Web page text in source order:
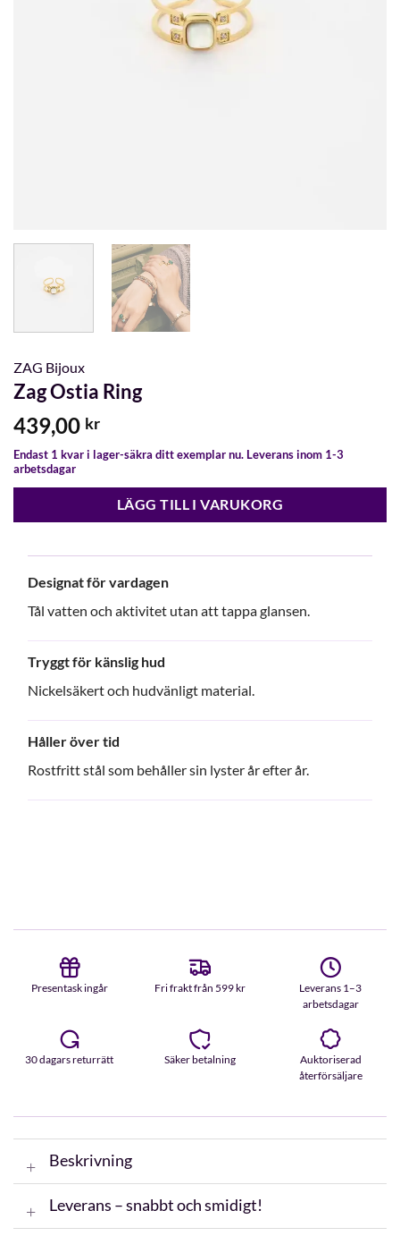
ZAG Bijoux
Zag Ostia Ring
439,00 kr
Endast 1 kvar i lager-säkra ditt exemplar nu. Leverans inom 1-3
arbetsdagar
LÄGG TILL I VARUKORG
Designat för vardagen
Tål vatten och aktivitet utan att tappa glansen.
Tryggt för känslig hud
Nickelsäkert och hudvänligt material.
Håller över tid
Rostfritt stål som behåller sin lyster år efter år.
Presentask ingår Fri frakt från 599 kr
Leverans 1–3
arbetsdagar
30 dagars returrätt Säker betalning
Auktoriserad
återförsäljare
Beskrivning
Leverans – snabbt och smidigt!